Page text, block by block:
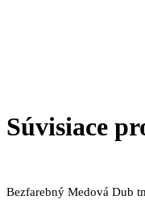
Súvisiace
Bezfarebný Medová Dub